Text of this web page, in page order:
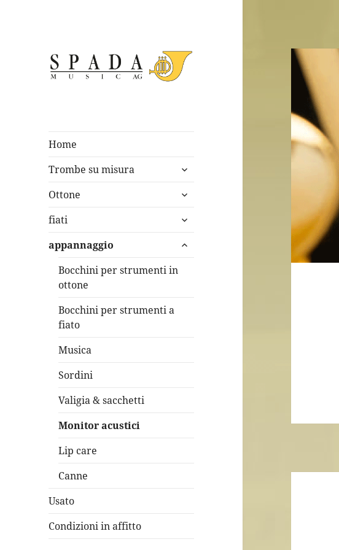
Home
Trombe su misura
apri
menù
Ottone
apri
menù
fiati
apri
menù
appannaggio
apri
menù
Bocchini per strumenti in
ottone
Bocchini per strumenti a
fiato
Musica
Sordini
Valigia & sacchetti
Monitor acustici
Lip care
Canne
Usato
Condizioni in affitto